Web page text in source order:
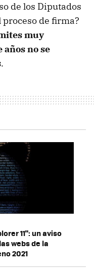
de los Diputados
de firma?
muy
años no se
.
11": un aviso
webs de la
2021